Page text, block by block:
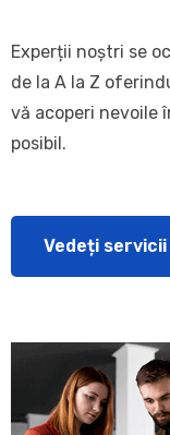
Experții noștri se
de la A la Z
vă acoperi nevoile
posibil.
Vedeți servicii